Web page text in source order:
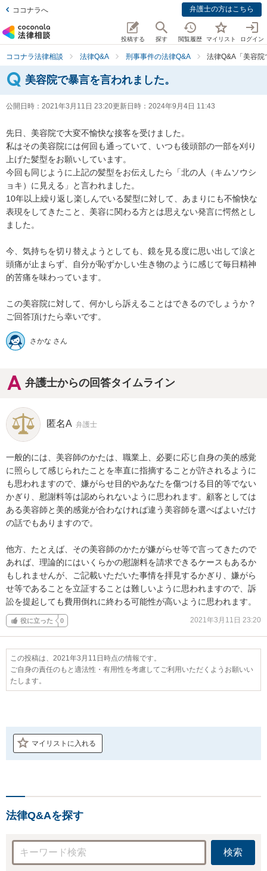
ココナラへ 弁護士の方はこちら
投稿する 探す 閲覧履歴 マイリスト ログイン
ココナラ法律相談 法律Q&A 刑事事件の法律Q&A 法律Q&A「美容
美容院で暴言を言われました。
公開日時： 2021年3月11日 23:20更新日時： 2024年9月4日 11:43
先日、美容院で大変不愉快な接客を受けました。
私はその美容院には何回も通っていて、いつも後頭部の一部を刈り
上げた髪型をお願いしています。
今回も同じように上記の髪型をお伝えしたら「北の人（キムソウシ
ョキ）に見える」と言われました。
10年以上繰り返し楽しんでいる髪型に対して、あまりにも不愉快な
表現をしてきたこと、美容に関わる方とは思えない発言に愕然とし
ました。
今、気持ちを切り替えようとしても、鏡を見る度に思い出して涙と
頭痛が止まらず、自分が恥ずかしい生き物のように感じて毎日精神
的苦痛を味わっています。
この美容院に対して、何かしら訴えることはできるのでしょうか？
ご回答頂けたら幸いです。
さかな さん
弁護士からの回答タイムライン
匿名A 弁護士
一般的には、美容師のかたは、職業上、必要に応じ自身の美的感覚
に照らして感じられたことを率直に指摘することが許されるように
も思われますので、嫌がらせ目的やあなたを傷つける目的等でない
かぎり、慰謝料等は認められないように思われます。顧客としては
ある美容師と美的感覚が合わなければ違う美容師を選べばよいだけ
の話でもありますので。
他方、たとえば、その美容師のかたが嫌がらせ等で言ってきたので
あれば、理論的にはいくらかの慰謝料を請求できるケースもあるか
もしれませんが、ご記載いただいた事情を拝見するかぎり、嫌がら
せ等であることを立証することは難しいように思われますので、訴
訟を提起しても費用倒れに終わる可能性が高いように思われます。
役に立った 0 2021年3月11日 23:20
この投稿は、2021年3月11日時点の情報です。
ご自身の責任のもと適法性・有用性を考慮してご利用いただくようお願いい
たします。
マイリストに入れる
法律Q&Aを探す
検索